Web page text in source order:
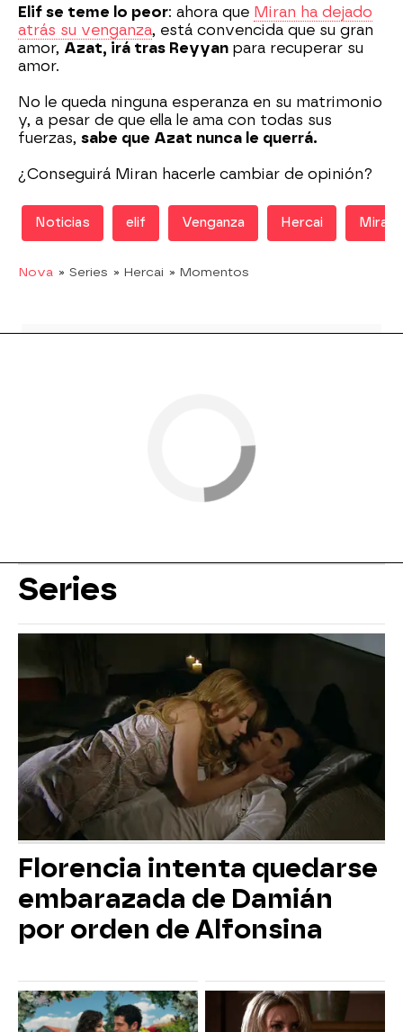
Elif se teme lo peor: ahora que Miran ha dejado
atrás su venganza, está convencida que su gran
amor, Azat, irá tras Reyyan para recuperar su
amor.
No le queda ninguna esperanza en su matrimonio
y, a pesar de que ella le ama con todas sus
fuerzas, sabe que Azat nunca le querrá.
¿Conseguirá Miran hacerle cambiar de opinión?
Noticias elif Venganza Hercai Miran
Nova » Series » Hercai » Momentos
Series
Florencia intenta quedarse
embarazada de Damián
por orden de Alfonsina